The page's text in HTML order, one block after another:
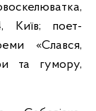
Київ; поет-
«Слався,
та гумору,